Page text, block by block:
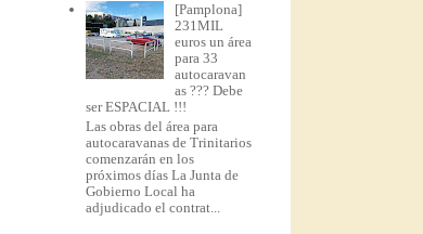
[Pamplona]
231MIL
euros un área
para 33
autocaravan
as ??? Debe
ser ESPACIAL !!!
Las obras del área para
autocaravanas de Trinitarios
comenzarán en los
próximos días La Junta de
Gobierno Local ha
adjudicado el contrat...